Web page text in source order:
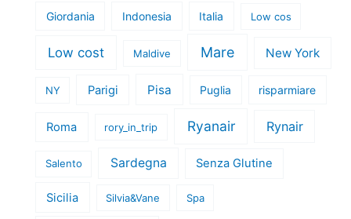
Giordania Indonesia Italia Low cos
Low cost Maldive Mare New York
NY Parigi Pisa Puglia risparmiare
Roma rory_in_trip Ryanair Rynair
Salento Sardegna Senza Glutine
Sicilia Silvia&Vane Spa